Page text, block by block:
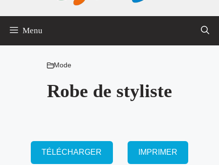
Menu
Mode
Robe de styliste
TÉLÉCHARGER IMPRIMER